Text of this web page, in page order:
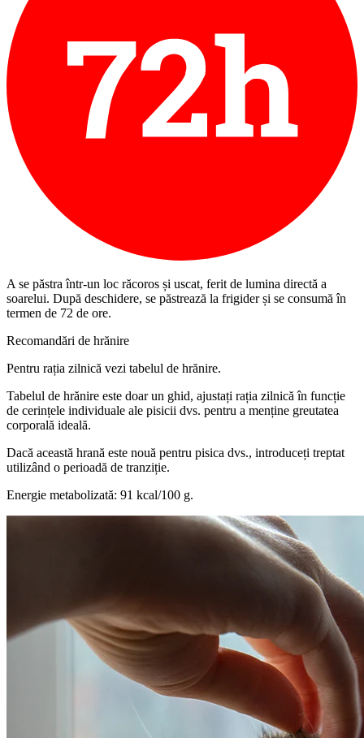
A se păstra într-un loc răcoros și uscat, ferit de lumina directă a
soarelui. După deschidere, se păstrează la frigider și se consumă în
termen de 72 de ore.
Recomandări de hrănire
Pentru rația zilnică vezi tabelul de hrănire.
Tabelul de hrănire este doar un ghid, ajustați rația zilnică în funcție
de cerințele individuale ale pisicii dvs. pentru a menține greutatea
corporală ideală.
Dacă această hrană este nouă pentru pisica dvs., introduceți treptat
utilizând o perioadă de tranziție.
Energie metabolizată: 91 kcal/100 g.